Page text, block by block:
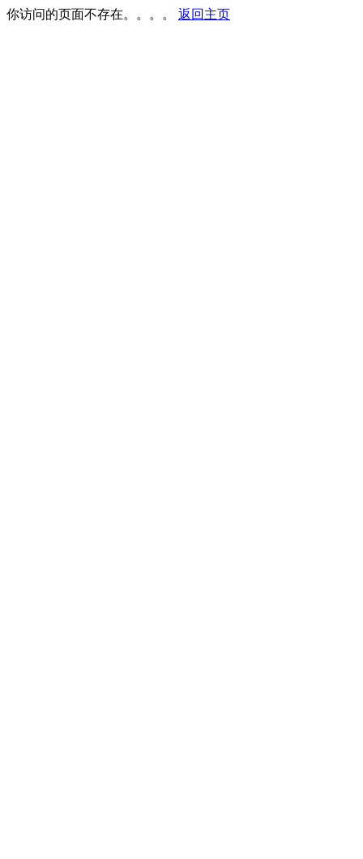
你访问的页面不存在。。。。 返回主页